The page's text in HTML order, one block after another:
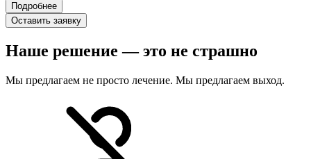
Подробнее
Оставить заявку
Наше решение — это не страшно
Мы предлагаем не просто лечение. Мы предлагаем выход.